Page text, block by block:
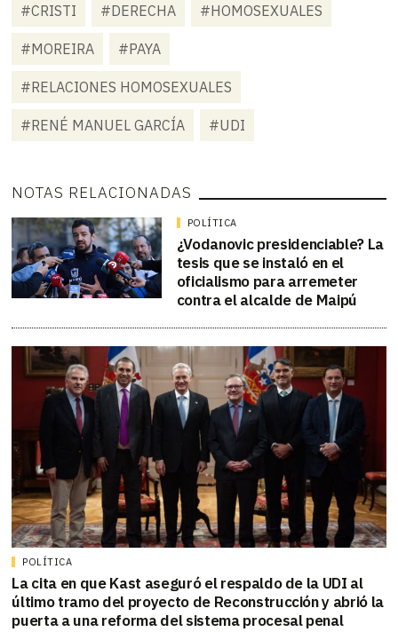
#CRISTI #DERECHA #HOMOSEXUALES
#MOREIRA #PAYA
#RELACIONES HOMOSEXUALES
#RENÉ MANUEL GARCÍA #UDI
NOTAS RELACIONADAS
POLÍTICA
¿Vodanovic presidenciable? La
tesis que se instaló en el
oficialismo para arremeter
contra el alcalde de Maipú
POLÍTICA
La cita en que Kast aseguró el respaldo de la UDI al
último tramo del proyecto de Reconstrucción y abrió la
puerta a una reforma del sistema procesal penal